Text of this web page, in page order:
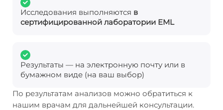
Исследования выполняются в
сертифицированной лаборатории EML
Результаты — на электронную почту или в
бумажном виде (на ваш выбор)
По результатам анализов можно обратиться к
нашим врачам для дальнейшей консультации.